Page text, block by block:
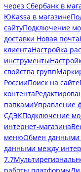
через Сбербанк в
ЮKassa в магазине
сайтуПодключение
доставки Новая почта
клиентаНастройка
инструменты
свойства групп
РоссииПоиск на сайте
контента
папкамиУправление
СДЭКПодключение
интернет-магазина
менюОбмен данными
данными между
7.7
работы платформы